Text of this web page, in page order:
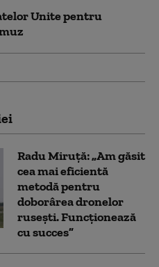
Unite pentru
Radu Miruță: „Am găsit
cea mai eficientă
metodă pentru
doborârea dronelor
rusești. Funcționează
cu succes”